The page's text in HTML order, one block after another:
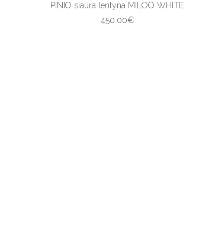
PINIO siaura lentyna MILOO WHITE
450.00€